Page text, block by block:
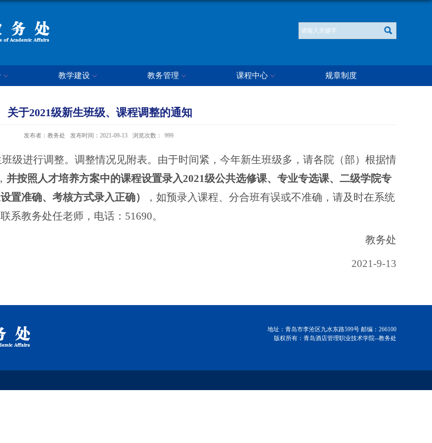
教学建设 教务管理 课程中心 规章制度
关于2021级新生班级、课程调整的通知
发布者：教务处 发布时间：2021-09-13 浏览次数： 999
级进行调整。调整情况见附表。由于时间紧，今年新生班级多，请各院（部）根据情
并按照人才培养方案中的课程设置录入2021级公共选修课、专业专选课、二级学院专
置准确、考核方式录入正确）
，如预录入课程、分合班有误或不准确，请及时在系统
系教务处任老师，电话：51690。
教务处
2021-9-13
地址：青岛市李沧区九水东路599号 邮编：266100
版权所有：青岛酒店管理职业技术学院--教务处